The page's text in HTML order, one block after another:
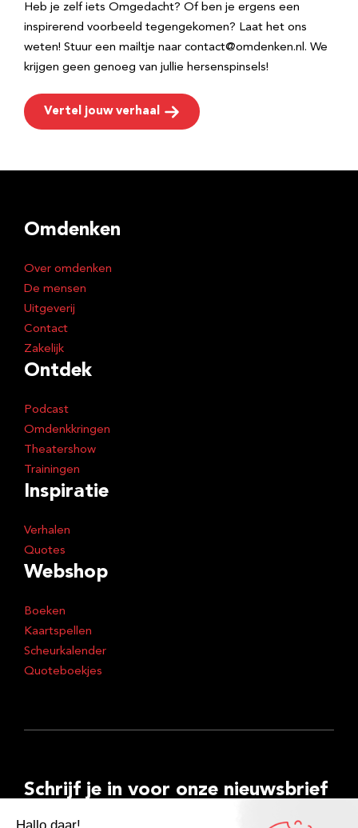
Heb je zelf iets Omgedacht? Of ben je ergens een
inspirerend voorbeeld tegengekomen? Laat het ons
weten! Stuur een mailtje naar contact@omdenken.nl. We
krijgen geen genoeg van jullie hersenspinsels!
Vertel jouw verhaal
Omdenken
Over omdenken
De mensen
Uitgeverij
Contact
Zakelijk
Ontdek
Podcast
Omdenkkringen
Theatershow
Trainingen
Inspiratie
Verhalen
Quotes
Webshop
Boeken
Kaartspellen
Scheurkalender
Quoteboekjes
Schrijf je in voor onze nieuwsbrief